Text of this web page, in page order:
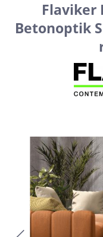
Flaviker
Betonoptik